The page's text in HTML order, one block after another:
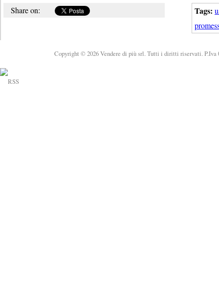
Tags:
Share on:
Copyright © 2026 Vendere di più srl. Tutti i diritti riservati. P.Iva